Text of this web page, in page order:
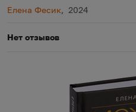
Автор
Елена Фесик, Год издания
2024
Нет отзывов